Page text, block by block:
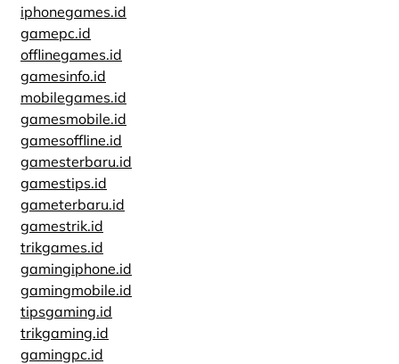
iphonegames.id
gamepc.id
offlinegames.id
gamesinfo.id
mobilegames.id
gamesmobile.id
gamesoffline.id
gamesterbaru.id
gamestips.id
gameterbaru.id
gamestrik.id
trikgames.id
gamingiphone.id
gamingmobile.id
tipsgaming.id
trikgaming.id
gamingpc.id